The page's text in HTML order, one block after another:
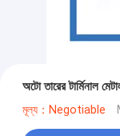
অটো তারের টার্মিনাল
মূল্য：Negotiable